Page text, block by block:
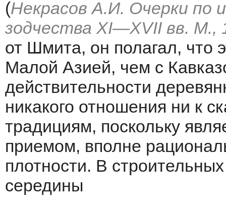
(Некрасов А.И. Очерки по
зодчества XI—XVII вв. М.,
от Шмита, он полагал, что
Малой Азией, чем с
действительности
никакого отношения ни к
традициям, поскольку
приемом, вполне
плотности. В
середины